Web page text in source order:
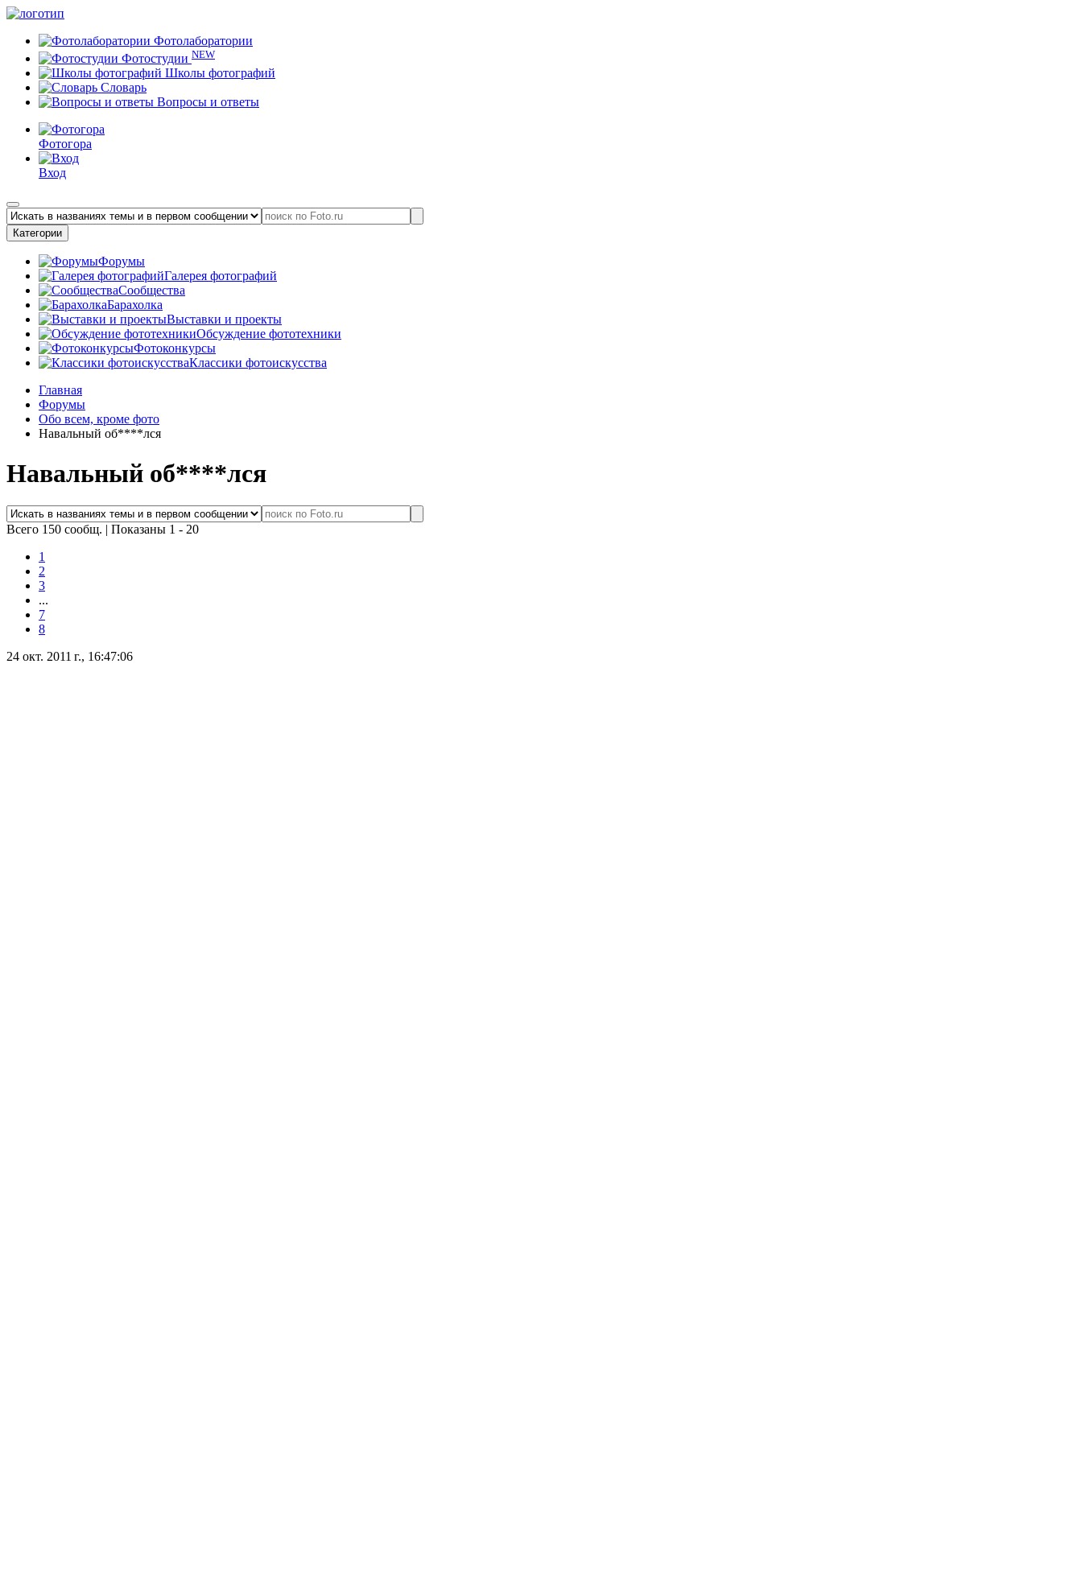
Фотолаборатории
Фотостудии NEW
Школы фотографий
Словарь
Вопросы и ответы
Фотогора
Вход
Категории
Форумы
Галерея фотографий
Сообщества
Барахолка
Выставки и проекты
Обсуждение фототехники
Фотоконкурсы
Классики фотоискусства
Главная
Форумы
Обо всем, кроме фото
Навальный об****лся
Навальный об****лся
Всего 150 сообщ. | Показаны 1 - 20
1
2
3
...
7
8
24 окт. 2011 г., 16:47:06